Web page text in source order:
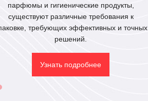
парфюмы и гигиенические продукты,
существуют различные требования к
требующих эффективных и точных
решений.
Узнать подробнее